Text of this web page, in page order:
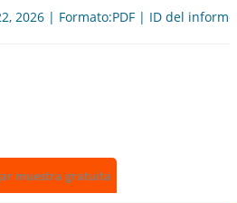
2026 | Formato:PDF | ID del
muestra gratuita